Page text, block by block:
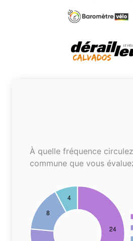
À quelle fréquence
commune que vous